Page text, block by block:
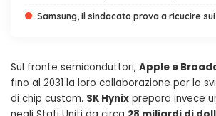
Samsung, il sindacato prova a ricucire
Sul fronte semiconduttori, Apple e
fino al 2031 la loro collaborazione per lo
di chip custom. SK Hynix prepara invece